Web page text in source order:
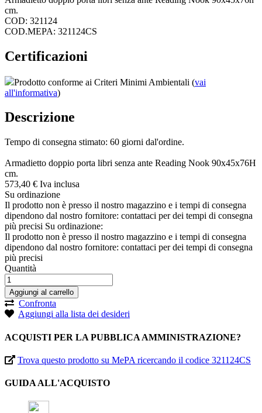
cm.
COD: 321124
COD.MEPA: 321124CS
Certificazioni
Prodotto conforme ai Criteri Minimi Ambientali (vai
all'informativa)
Descrizione
Tempo di consegna stimato: 60 giorni dal'ordine.
Armadietto doppio porta libri senza ante Reading Nook 90x45x76H
cm.
573,40 € Iva inclusa
Su ordinazione
Il prodotto non è presso il nostro magazzino e i tempi di consegna
dipendono dal nostro fornitore: contattaci per dei tempi di consegna
più precisi Su ordinazione:
Il prodotto non è presso il nostro magazzino e i tempi di consegna
dipendono dal nostro fornitore: contattaci per dei tempi di consegna
più precisi
Quantità
Aggiungi al carrello
Confronta
Aggiungi alla lista dei desideri
ACQUISTI PER LA PUBBLICA AMMINISTRAZIONE?
Trova questo prodotto su MePA ricercando il codice 321124CS
GUIDA ALL'ACQUISTO